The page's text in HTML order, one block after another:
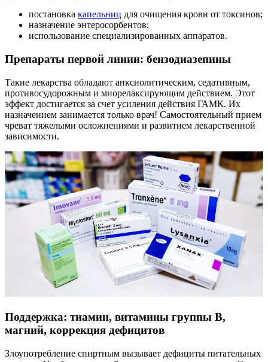
постановка капельниц для очищения крови от токсинов;
назначение энтеросорбентов;
использование специализированных аппаратов.
Препараты первой линии: бензодиазепины
Такие лекарства обладают анксиолитическим, седативным,
противосудорожным и миорелаксирующим действием. Этот
эффект достигается за счет усиления действия ГАМК. Их
назначением занимается только врач! Самостоятельный прием
чреват тяжелыми осложнениями и развитием лекарственной
зависимости.
Поддержка: тиамин, витамины группы B,
магний, коррекция дефицитов
Злоупотребление спиртным вызывает дефициты питательных